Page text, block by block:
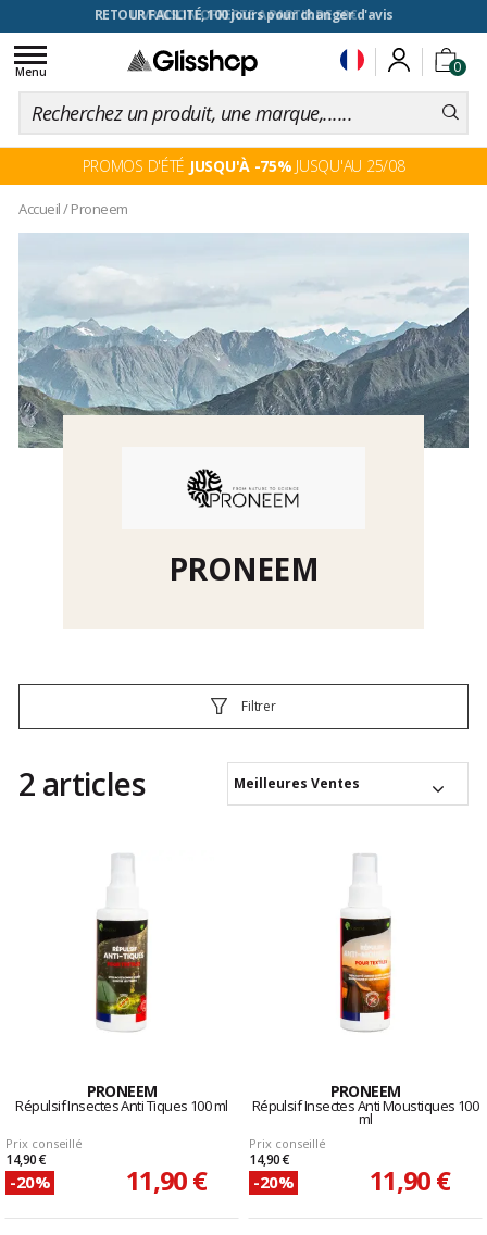
RETOUR FACILITÉ, 100 jours pour changer d'avis
0
Toggle
navigation
Menu
PROMOS D'ÉTÉ JUSQU'À -75% JUSQU'AU 25/08
Accueil/Proneem
PRONEEM
Filtrer
2 articles Meilleures Ventes
PRONEEM
Répulsif Insectes Anti Tiques 100 ml
Prix conseillé
14,90 €
-20% 11,90 €
PRONEEM
Répulsif Insectes Anti Moustiques 100
ml
Prix conseillé
14,90 €
-20% 11,90 €